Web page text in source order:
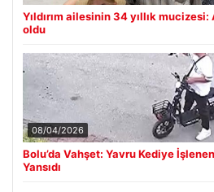
Yıldırım ailesinin 34 yıllık
oldu
08/04/2026
Bolu’da Vahşet: Yavru Kediye
Yansıdı